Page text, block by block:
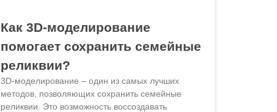
Как 3D-моделирование
помогает сохранить семейные
реликвии?
3D-моделирование – один из самых лучших
методов, позволяющих сохранить семейные
реликвии. Это возможность воссоздавать